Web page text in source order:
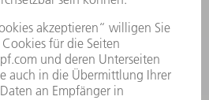
per Service App Mo - Fr:
Uhr Sa: 07:00 - 12:00 Uhr
KONTAKT
Lasertechnik